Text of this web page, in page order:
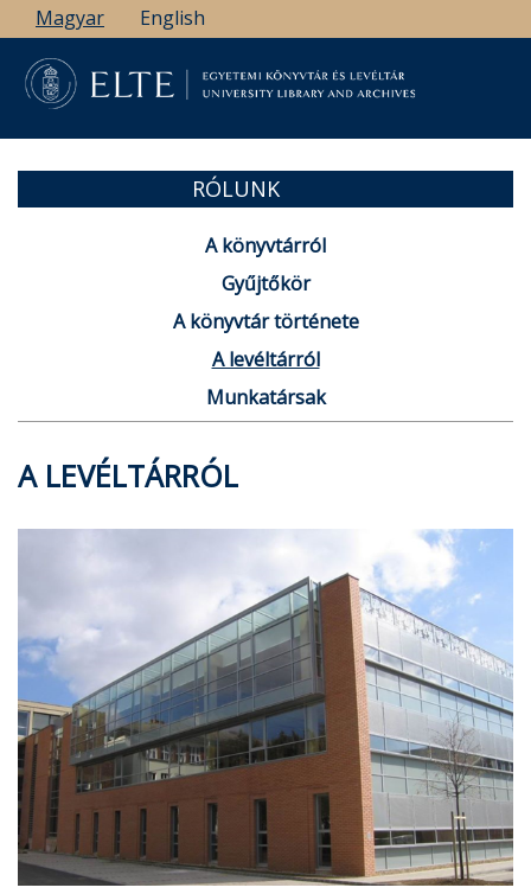
Ugrás
a
tartalomra
Magyar English
RÓLUNK
A könyvtárról
Gyűjtőkör
A könyvtár története
A levéltárról
Munkatársak
A LEVÉLTÁRRÓL